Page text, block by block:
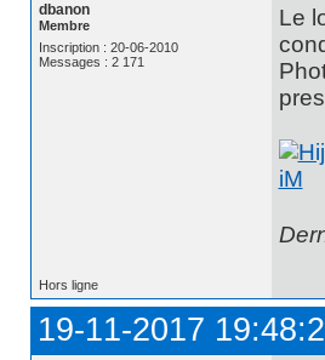
dbanon
Membre
Inscription : 20-06-2010
Messages : 2 171
Le
Hors ligne
19-11-2017